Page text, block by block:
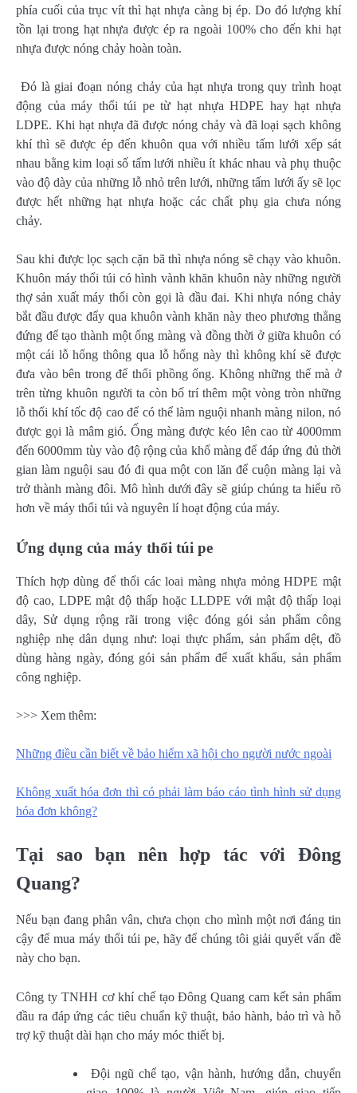
phía cuối của trục vít thì hạt nhựa càng bị ép. Do đó lượng khí
tồn lại trong hạt nhựa được ép ra ngoài 100% cho đến khi hạt
nhựa được nóng chảy hoàn toàn.
Đó là giai đoạn nóng chảy của hạt nhựa trong quy trình hoạt
động của máy thổi túi pe từ hạt nhựa HDPE hay hạt nhựa
LDPE. Khi hạt nhựa đã được nóng chảy và đã loại sạch không
khí thì sẽ được ép đến khuôn qua với nhiều tấm lưới xếp sát
nhau bằng kim loại số tấm lưới nhiều ít khác nhau và phụ thuộc
vào độ dày của những lỗ nhỏ trên lưới, những tấm lưới ấy sẽ lọc
được hết những hạt nhựa hoặc các chất phụ gia chưa nóng
chảy.
Sau khi được lọc sạch cặn bã thì nhựa nóng sẽ chạy vào khuôn.
Khuôn máy thổi túi có hình vành khăn khuôn này những người
thợ sản xuất máy thổi còn gọi là đầu đai. Khi nhựa nóng chảy
bắt đầu được đẩy qua khuôn vành khăn này theo phương thẳng
đứng để tạo thành một ống màng và đồng thời ở giữa khuôn có
một cái lỗ hổng thông qua lỗ hổng này thì không khí sẽ được
đưa vào bên trong để thổi phồng ống. Không những thế mà ở
trên từng khuôn người ta còn bố trí thêm một vòng tròn những
lỗ thổi khí tốc độ cao để có thể làm nguội nhanh màng nilon, nó
được gọi là mâm gió. Ống màng được kéo lên cao từ 4000mm
đến 6000mm tùy vào độ rộng của khổ màng để đáp ứng đủ thời
gian làm nguội sau đó đi qua một con lăn để cuộn màng lại và
trở thành màng đôi. Mô hình dưới đây sẽ giúp chúng ta hiểu rõ
hơn về máy thổi túi và nguyên lí hoạt động của máy.
Ứng dụng của máy thổi túi pe
Thích hợp dùng để thổi các loai màng nhựa mỏng HDPE mật
độ cao, LDPE mật độ thấp hoặc LLDPE với mật độ thấp loại
dây, Sử dụng rộng rãi trong việc đóng gói sản phẩm công
nghiệp nhẹ dân dụng như: loại thực phẩm, sản phẩm dệt, đồ
dùng hàng ngày, đóng gói sản phẩm để xuất khẩu, sản phẩm
công nghiệp.
>>> Xem thêm:
Những điều cần biết về bảo hiểm xã hội cho người nước ngoài
Không xuất hóa đơn thì có phải làm báo cáo tình hình sử dụng
hóa đơn không?
Tại sao bạn nên hợp tác với Đông
Quang?
Nếu bạn đang phân vân, chưa chọn cho mình một nơi đáng tin
cậy để mua máy thổi túi pe, hãy để chúng tôi giải quyết vấn đề
này cho bạn.
Công ty TNHH cơ khí chế tạo Đông Quang cam kết sản phẩm
đầu ra đáp ứng các tiêu chuẩn kỹ thuật, bảo hành, bảo trì và hỗ
trợ kỹ thuật dài hạn cho máy móc thiết bị.
Đội ngũ chế tạo, vận hành, hướng dẫn, chuyển